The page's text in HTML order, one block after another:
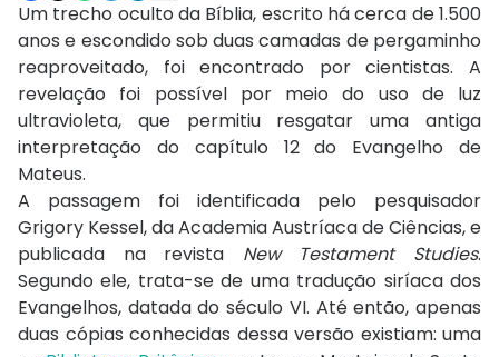
Um trecho oculto da Bíblia, escrito há cerca de 1.500
anos e escondido sob duas camadas de pergaminho
reaproveitado, foi encontrado por cientistas. A
revelação foi possível por meio do uso de luz
ultravioleta, que permitiu resgatar uma antiga
interpretação do capítulo 12 do Evangelho de
Mateus.
A passagem foi identificada pelo pesquisador
Grigory Kessel, da Academia Austríaca de Ciências, e
publicada na revista New Testament Studies.
Segundo ele, trata-se de uma tradução siríaca dos
Evangelhos, datada do século VI. Até então, apenas
duas cópias conhecidas dessa versão existiam: uma